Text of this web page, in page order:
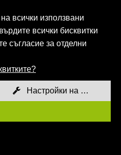
на
не носи
ако 12-месечното
все още не е изтекло,
като
които не могат
въпреки
всички използвани
всички бисквитки
съгласие за отделни
Настройки на бисквитките